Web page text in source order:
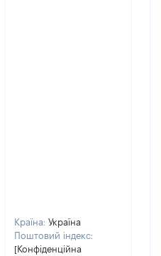
Країна: Україна
Поштовий індекс:
[Конфіденційна